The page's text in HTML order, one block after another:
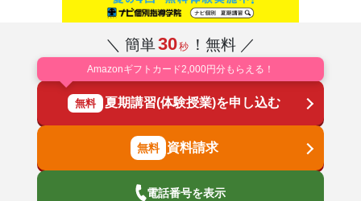
＼ 簡単30秒 ！無料 ／
Amazonギフトカード2,000円分もらえる！
無料 夏期講習(体験授業)を申し込む
資料請求
電話番号を表示